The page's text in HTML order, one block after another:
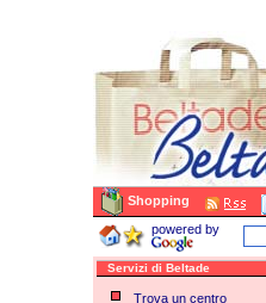
Shopping
powered by
Servizi di Beltade
Trova un centro